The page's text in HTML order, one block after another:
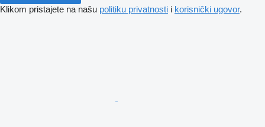
Klikom pristajete na našu politiku privatnosti i korisnički ugovor.